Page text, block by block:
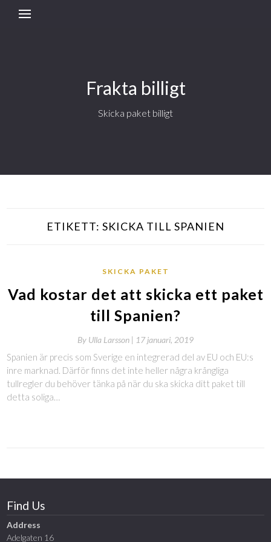
Frakta billigt
Skicka paket billigt
ETIKETT: SKICKA TILL SPANIEN
SKICKA PAKET
Vad kostar det att skicka ett paket
till Spanien?
By Ulla Larsson | 17 januari, 2019
Spanien är precis som Sverige en integrerad del av EU och EU:s
inre marknad. Därför finns det inte heller några krångliga
tullregler du behöver tänka på när du ska skicka ditt paket till
detta soliga…
Find Us
Address
Adelgaten 16